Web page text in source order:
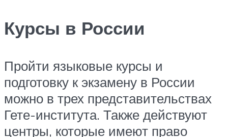
Курсы в России
Пройти языковые курсы и
подготовку к экзамену в России
можно в трех представительствах
Гете-института. Также действуют
центры, которые имеют право